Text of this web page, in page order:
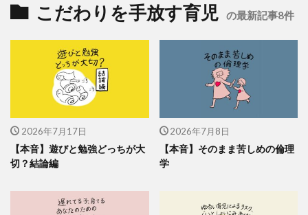
こだわりを手放す育児 の最新記事8件
2026年7月17日
【本音】遊びと勉強どっちが大
切？結論編
2026年7月8日
【本音】そのまま苦しめの倫理
学